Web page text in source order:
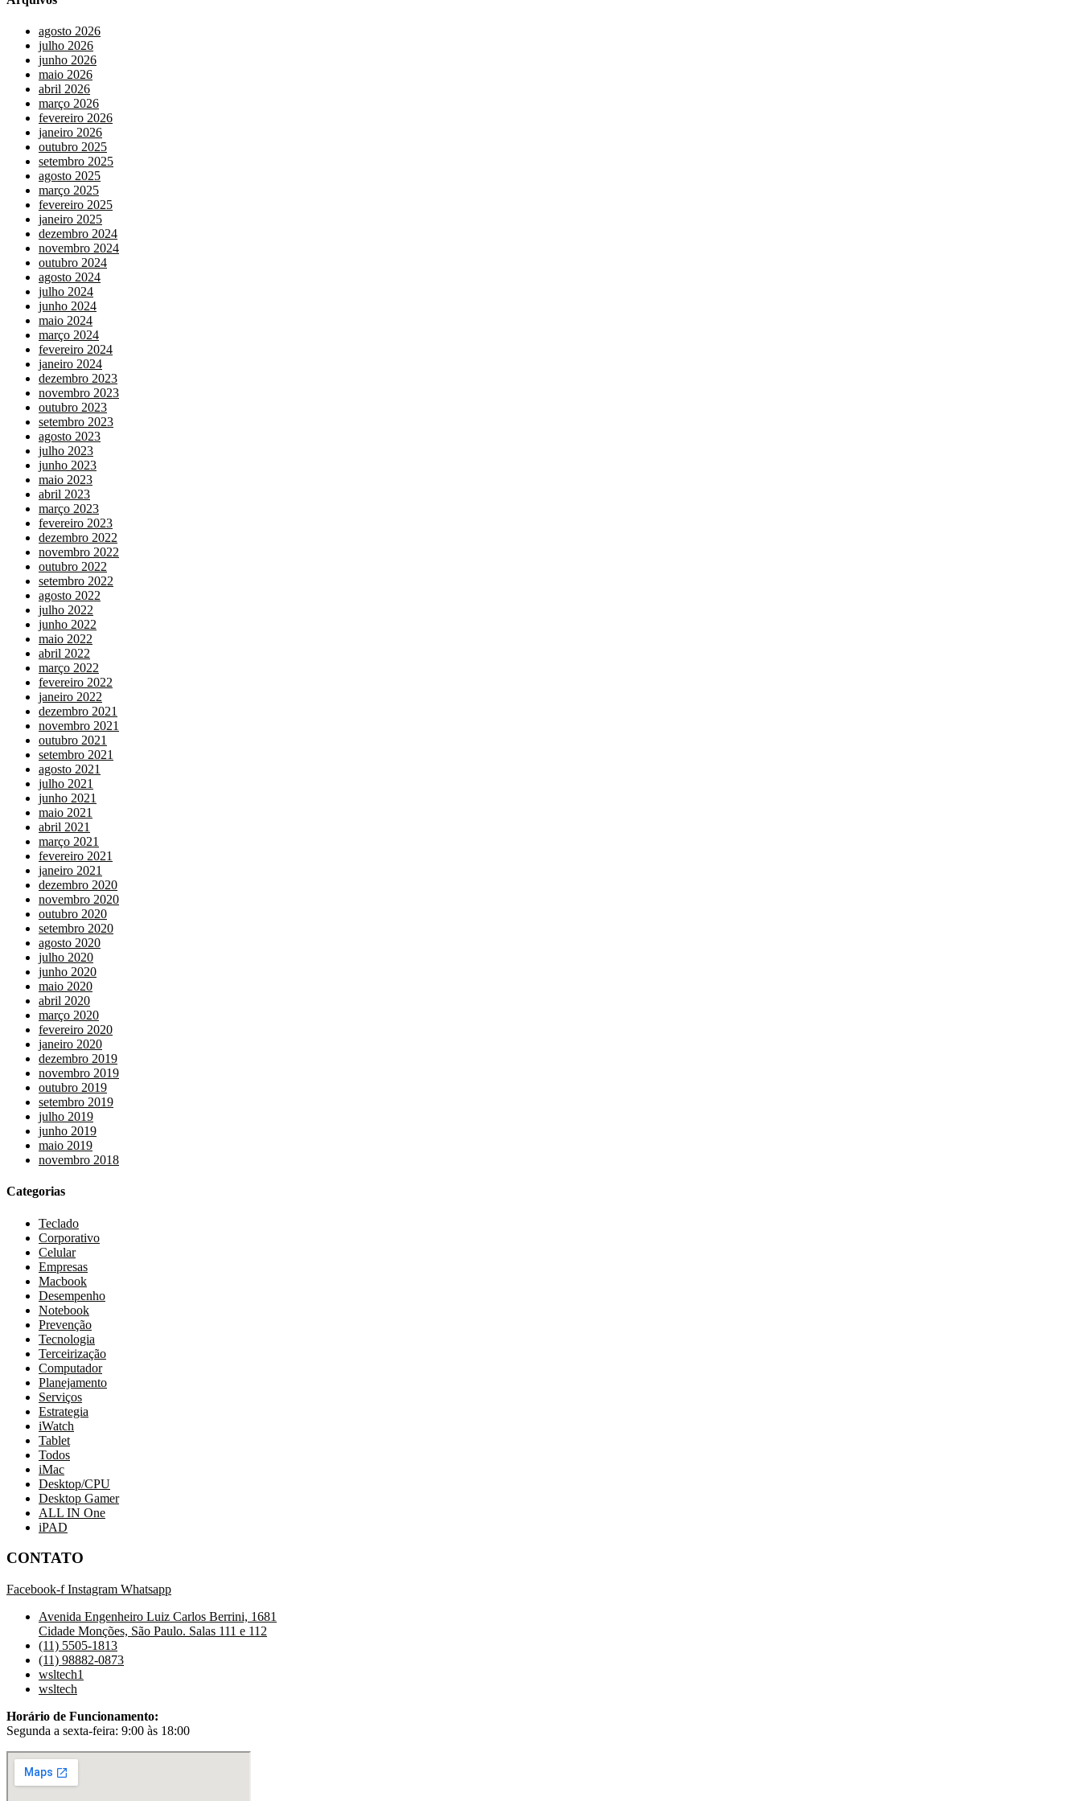
agosto 2026
julho 2026
junho 2026
maio 2026
abril 2026
março 2026
fevereiro 2026
janeiro 2026
outubro 2025
setembro 2025
agosto 2025
março 2025
fevereiro 2025
janeiro 2025
dezembro 2024
novembro 2024
outubro 2024
agosto 2024
julho 2024
junho 2024
maio 2024
março 2024
fevereiro 2024
janeiro 2024
dezembro 2023
novembro 2023
outubro 2023
setembro 2023
agosto 2023
julho 2023
junho 2023
maio 2023
abril 2023
março 2023
fevereiro 2023
dezembro 2022
novembro 2022
outubro 2022
setembro 2022
agosto 2022
julho 2022
junho 2022
maio 2022
abril 2022
março 2022
fevereiro 2022
janeiro 2022
dezembro 2021
novembro 2021
outubro 2021
setembro 2021
agosto 2021
julho 2021
junho 2021
maio 2021
abril 2021
março 2021
fevereiro 2021
janeiro 2021
dezembro 2020
novembro 2020
outubro 2020
setembro 2020
agosto 2020
julho 2020
junho 2020
maio 2020
abril 2020
março 2020
fevereiro 2020
janeiro 2020
dezembro 2019
novembro 2019
outubro 2019
setembro 2019
julho 2019
junho 2019
maio 2019
novembro 2018
Categorias
Teclado
Corporativo
Celular
Empresas
Macbook
Desempenho
Notebook
Prevenção
Tecnologia
Terceirização
Computador
Planejamento
Serviços
Estrategia
iWatch
Tablet
Todos
iMac
Desktop/CPU
Desktop Gamer
ALL IN One
iPAD
CONTATO
Facebook-f Instagram Whatsapp
Avenida Engenheiro Luiz Carlos Berrini, 1681
Cidade Monções, São Paulo. Salas 111 e 112
(11) 5505-1813
(11) 98882-0873
wsltech1
wsltech
Horário de Funcionamento:
Segunda a sexta-feira: 9:00 às 18:00